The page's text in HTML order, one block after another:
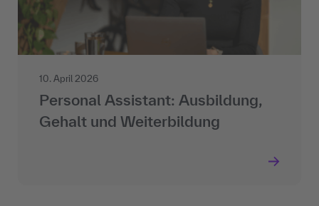
10. April 2026
Personal Assistant: Ausbildung,
Gehalt und Weiterbildung